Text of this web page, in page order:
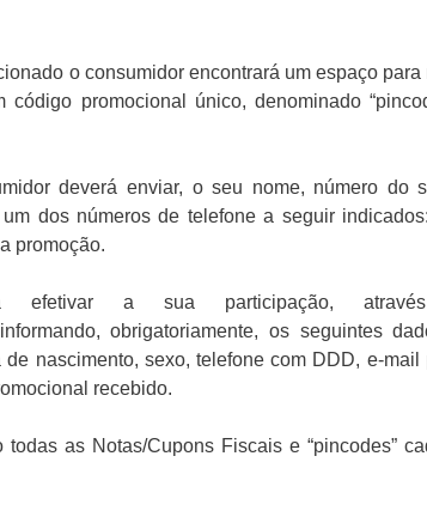
o consumidor encontrará um espaço para
promocional único, denominado
deverá enviar, o seu nome, número do
dos números de telefone a seguir
promoção.
efetivar a sua participação,
obrigatoriamente, os seguintes
nascimento, sexo, telefone com DDD, e-mail
recebido.
as Notas/Cupons Fiscais e “pincodes”